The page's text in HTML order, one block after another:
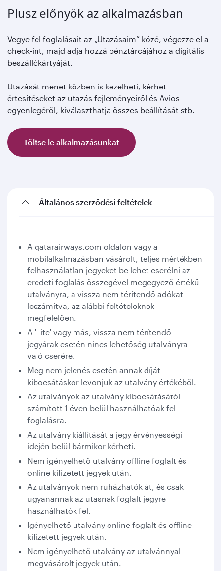
Plusz előnyök az alkalmazásban
Vegye fel foglalásait az „Utazásaim” közé, végezze el a
check-int, majd adja hozzá pénztárcájához a digitális
beszállókártyáját.
Utazását menet közben is kezelheti, kérhet
értesítéseket az utazás fejleményeiről és Avios-
egyenlegéről, kiválaszthatja összes beállítását stb.
Töltse le alkalmazásunkat
Általános szerződési feltételek
A qatarairways.com oldalon vagy a
mobilalkalmazásban vásárolt, teljes mértékben
felhasználatlan jegyeket be lehet cserélni az
eredeti foglalás összegével megegyező értékű
utalványra, a vissza nem térítendő adókat
leszámítva, az alábbi feltételeknek
megfelelően.
A 'Lite' vagy más, vissza nem térítendő
jegyárak esetén nincs lehetőség utalványra
való cserére.
Meg nem jelenés esetén annak díját
kibocsátáskor levonjuk az utalvány értékéből.
Az utalványok az utalvány kibocsátásától
számított 1 éven belül használhatóak fel
foglalásra.
Az utalvány kiállítását a jegy érvényességi
idején belül bármikor kérheti.
Nem igényelhető utalvány offline foglalt és
online kifizetett jegyek után.
Az utalványok nem ruházhatók át, és csak
ugyanannak az utasnak foglalt jegyre
használhatók fel.
Igényelhető utalvány online foglalt és offline
kifizetett jegyek után.
Nem igényelhető utalvány az utalvánnyal
megvásárolt jegyek után.